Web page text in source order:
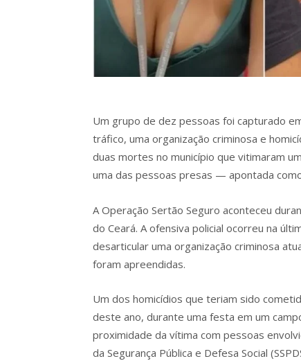
Um grupo de dez pessoas foi capturado
tráfico, uma organização criminosa e
duas mortes no município que vitimaram
uma das pessoas presas — apontada
A Operação Sertão Seguro aconteceu
do Ceará. A ofensiva policial ocorreu na
desarticular uma organização criminosa
foram apreendidas.
Um dos homicídios que teriam sido
deste ano, durante uma festa em um
proximidade da vítima com pessoas
da Segurança Pública e Defesa Social